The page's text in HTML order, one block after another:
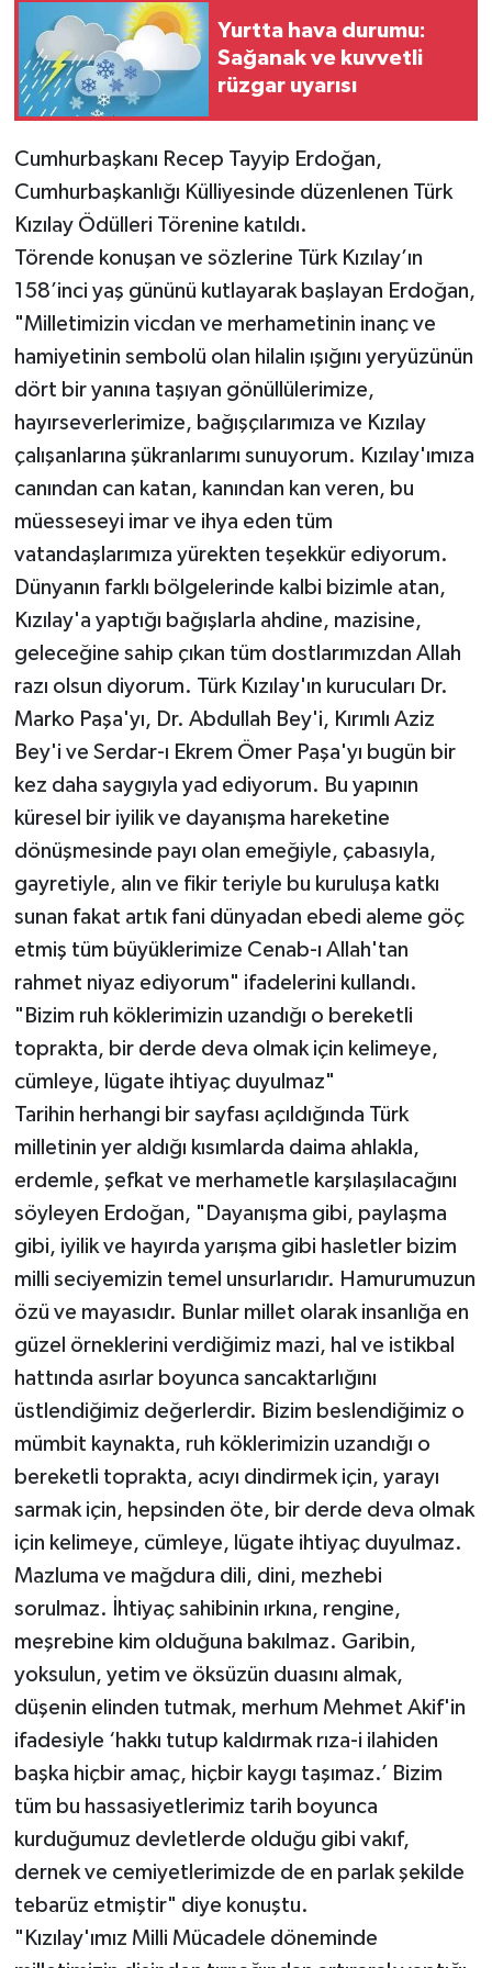
Yurtta hava durumu:
Sağanak ve kuvvetli
rüzgar uyarısı
Cumhurbaşkanı Recep Tayyip Erdoğan,
Cumhurbaşkanlığı Külliyesinde düzenlenen Türk
Kızılay Ödülleri Törenine katıldı.
Törende konuşan ve sözlerine Türk Kızılay’ın
158’inci yaş gününü kutlayarak başlayan Erdoğan,
"Milletimizin vicdan ve merhametinin inanç ve
hamiyetinin sembolü olan hilalin ışığını yeryüzünün
dört bir yanına taşıyan gönüllülerimize,
hayırseverlerimize, bağışçılarımıza ve Kızılay
çalışanlarına şükranlarımı sunuyorum. Kızılay'ımıza
canından can katan, kanından kan veren, bu
müesseseyi imar ve ihya eden tüm
vatandaşlarımıza yürekten teşekkür ediyorum.
Dünyanın farklı bölgelerinde kalbi bizimle atan,
Kızılay'a yaptığı bağışlarla ahdine, mazisine,
geleceğine sahip çıkan tüm dostlarımızdan Allah
razı olsun diyorum. Türk Kızılay'ın kurucuları Dr.
Marko Paşa'yı, Dr. Abdullah Bey'i, Kırımlı Aziz
Bey'i ve Serdar-ı Ekrem Ömer Paşa'yı bugün bir
kez daha saygıyla yad ediyorum. Bu yapının
küresel bir iyilik ve dayanışma hareketine
dönüşmesinde payı olan emeğiyle, çabasıyla,
gayretiyle, alın ve fikir teriyle bu kuruluşa katkı
sunan fakat artık fani dünyadan ebedi aleme göç
etmiş tüm büyüklerimize Cenab-ı Allah'tan
rahmet niyaz ediyorum" ifadelerini kullandı.
"Bizim ruh köklerimizin uzandığı o bereketli
toprakta, bir derde deva olmak için kelimeye,
cümleye, lügate ihtiyaç duyulmaz"
Tarihin herhangi bir sayfası açıldığında Türk
milletinin yer aldığı kısımlarda daima ahlakla,
erdemle, şefkat ve merhametle karşılaşılacağını
söyleyen Erdoğan, "Dayanışma gibi, paylaşma
gibi, iyilik ve hayırda yarışma gibi hasletler bizim
milli seciyemizin temel unsurlarıdır. Hamurumuzun
özü ve mayasıdır. Bunlar millet olarak insanlığa en
güzel örneklerini verdiğimiz mazi, hal ve istikbal
hattında asırlar boyunca sancaktarlığını
üstlendiğimiz değerlerdir. Bizim beslendiğimiz o
mümbit kaynakta, ruh köklerimizin uzandığı o
bereketli toprakta, acıyı dindirmek için, yarayı
sarmak için, hepsinden öte, bir derde deva olmak
için kelimeye, cümleye, lügate ihtiyaç duyulmaz.
Mazluma ve mağdura dili, dini, mezhebi
sorulmaz. İhtiyaç sahibinin ırkına, rengine,
meşrebine kim olduğuna bakılmaz. Garibin,
yoksulun, yetim ve öksüzün duasını almak,
düşenin elinden tutmak, merhum Mehmet Akif'in
ifadesiyle ‘hakkı tutup kaldırmak rıza-i ilahiden
başka hiçbir amaç, hiçbir kaygı taşımaz.’ Bizim
tüm bu hassasiyetlerimiz tarih boyunca
kurduğumuz devletlerde olduğu gibi vakıf,
dernek ve cemiyetlerimizde de en parlak şekilde
tebarüz etmiştir" diye konuştu.
"Kızılay'ımız Milli Mücadele döneminde